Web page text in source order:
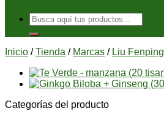
Buscar
por:
Inicio / Tienda / Marcas / Liu Fenping
Categorías del producto